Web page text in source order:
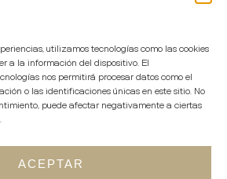
utilizamos tecnologías como las cookies
a la información del dispositivo. El
nos permitirá procesar datos como el
o las identificaciones únicas en este sitio. No
puede afectar negativamente a ciertas
ACEPTAR